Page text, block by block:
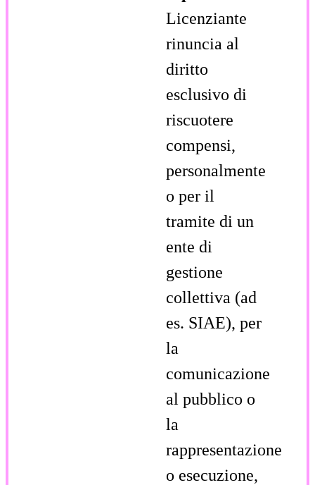
Licenziante
rinuncia al
diritto
esclusivo di
riscuotere
compensi,
personalmente
o per il
tramite di un
ente di
gestione
collettiva (ad
es. SIAE), per
la
comunicazione
al pubblico o
la
rappresentazione
o esecuzione,